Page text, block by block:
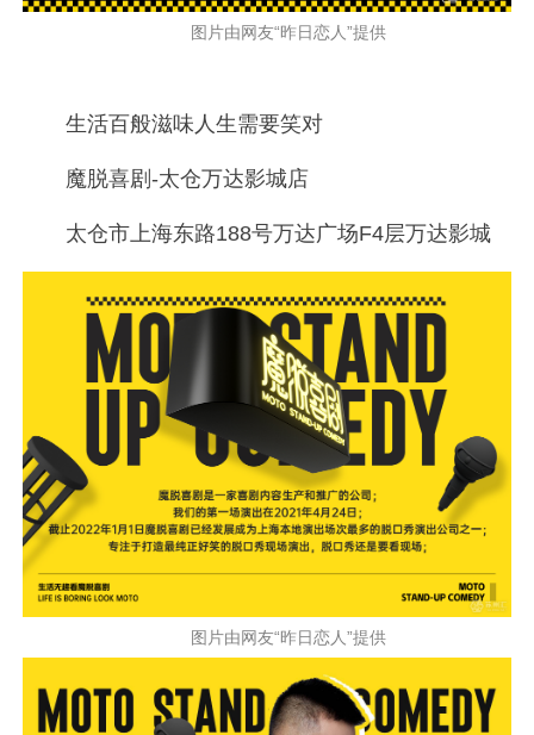
图片由网友“昨日恋人”提供
生活百般滋味人生需要笑对
魔脱喜剧-太仓万达影城店
太仓市上海东路188号万达广场F4层万达影城
图片由网友“昨日恋人”提供